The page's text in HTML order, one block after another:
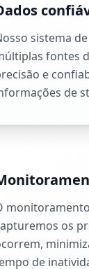
sistema
fontes
e
de
os
de